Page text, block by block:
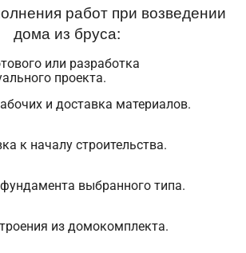
работ при возведении
дома из бруса:
или разработка
проекта.
и доставка материалов.
к началу строительства.
выбранного типа.
из домокомплекта.